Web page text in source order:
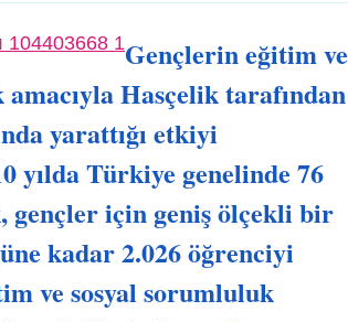
Gençlerin eğitim ve
Hasçelik tarafından
yarattığı etkiyi
yılda Türkiye genelinde 76
gençler için geniş ölçekli bir
kadar 2.026 öğrenciyi
ve sosyal sorumluluk